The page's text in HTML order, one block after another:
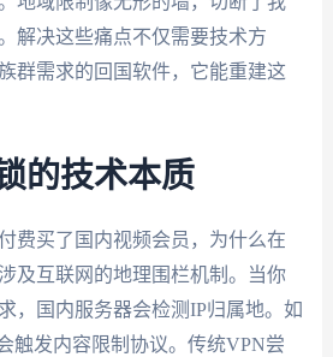
解决这些痛点不仅需要技术方
群需求的回国软件，它能重建这
的技术本质
费买了国内视频会员，为什么在
及互联网的地理围栏机制。当你
，国内服务器会检测IP归属地。如
触发内容限制协议。传统VPN尝